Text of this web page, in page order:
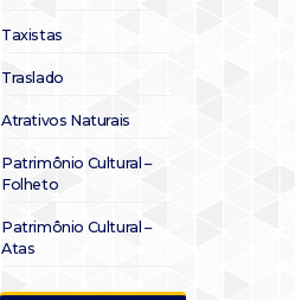
Taxistas
Traslado
Atrativos Naturais
Patrimônio Cultural –
Folheto
Patrimônio Cultural –
Atas